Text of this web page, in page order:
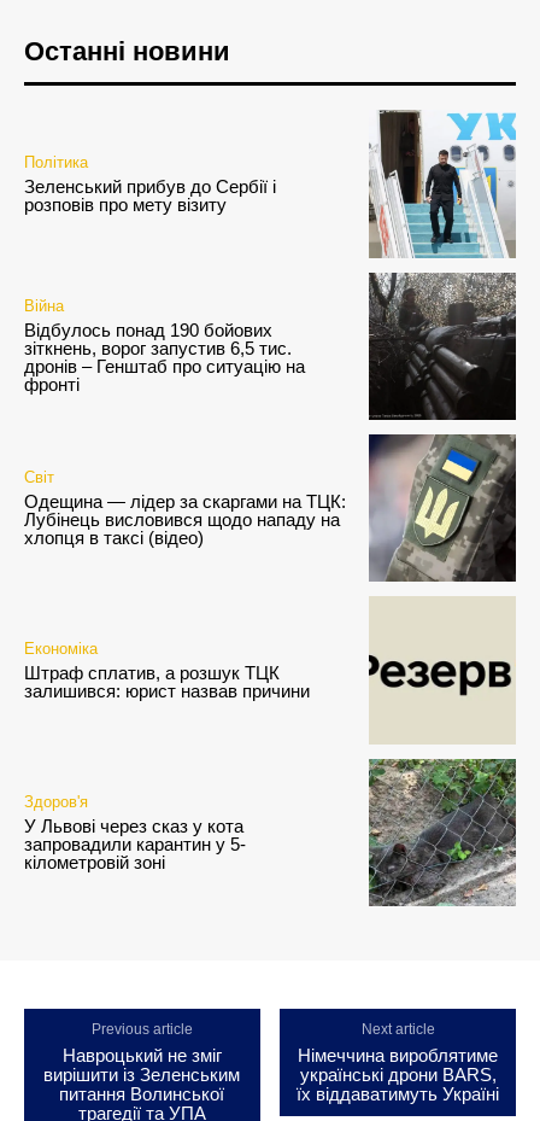
Останні новини
Політика
Зеленський прибув до Сербії і
розповів про мету візиту
Війна
Відбулось понад 190 бойових
зіткнень, ворог запустив 6,5 тис.
дронів – Генштаб про ситуацію на
фронті
Світ
Одещина — лідер за скаргами на ТЦК:
Лубінець висловився щодо нападу на
хлопця в таксі (відео)
Економіка
Штраф сплатив, а розшук ТЦК
залишився: юрист назвав причини
Здоров'я
У Львові через сказ у кота
запровадили карантин у 5-
кілометровій зоні
Previous article
Навроцький не зміг
вирішити із Зеленським
питання Волинської
трагедії та УПА
Next article
Німеччина вироблятиме
українські дрони BARS,
їх віддаватимуть Україні